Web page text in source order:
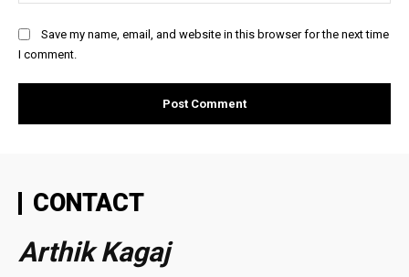
Save my name, email, and website in this browser for the next time
I comment.
CONTACT
Arthik Kagaj